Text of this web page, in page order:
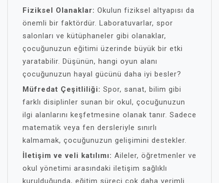
Fiziksel Olanaklar: Okulun fiziksel altyapısı da
önemli bir faktördür. Laboratuvarlar, spor
salonları ve kütüphaneler gibi olanaklar,
çocuğunuzun eğitimi üzerinde büyük bir etki
yaratabilir. Düşünün, hangi oyun alanı
çocuğunuzun hayal gücünü daha iyi besler?
Müfredat Çeşitliliği: Spor, sanat, bilim gibi
farklı disiplinler sunan bir okul, çocuğunuzun
ilgi alanlarını keşfetmesine olanak tanır. Sadece
matematik veya fen dersleriyle sınırlı
kalmamak, çocuğunuzun gelişimini destekler.
İletişim ve veli katılımı: Aileler, öğretmenler ve
okul yönetimi arasındaki iletişim sağlıklı
kurulduğunda, eğitim süreci çok daha verimli